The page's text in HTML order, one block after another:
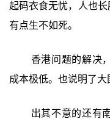
起码衣食无忧，人也
有点生不如死。
香港问题的解决
成本极低。也说明了大
出其不意的还有